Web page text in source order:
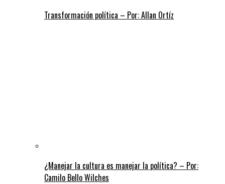
Transformación política – Por: Allan Ortíz
¿Manejar la cultura es manejar la política? – Por:
Camilo Bello Wilches